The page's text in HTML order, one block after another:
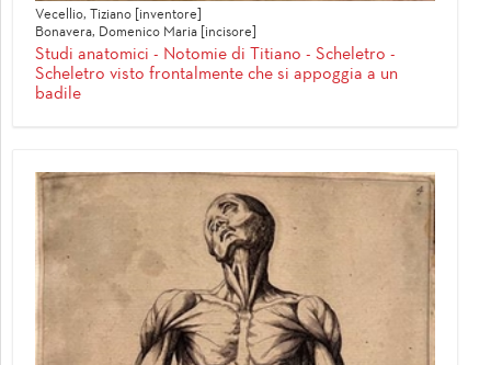
Vecellio, Tiziano [inventore]
Bonavera, Domenico Maria [incisore]
Studi anatomici - Notomie di Titiano - Scheletro -
Scheletro visto frontalmente che si appoggia a un
badile